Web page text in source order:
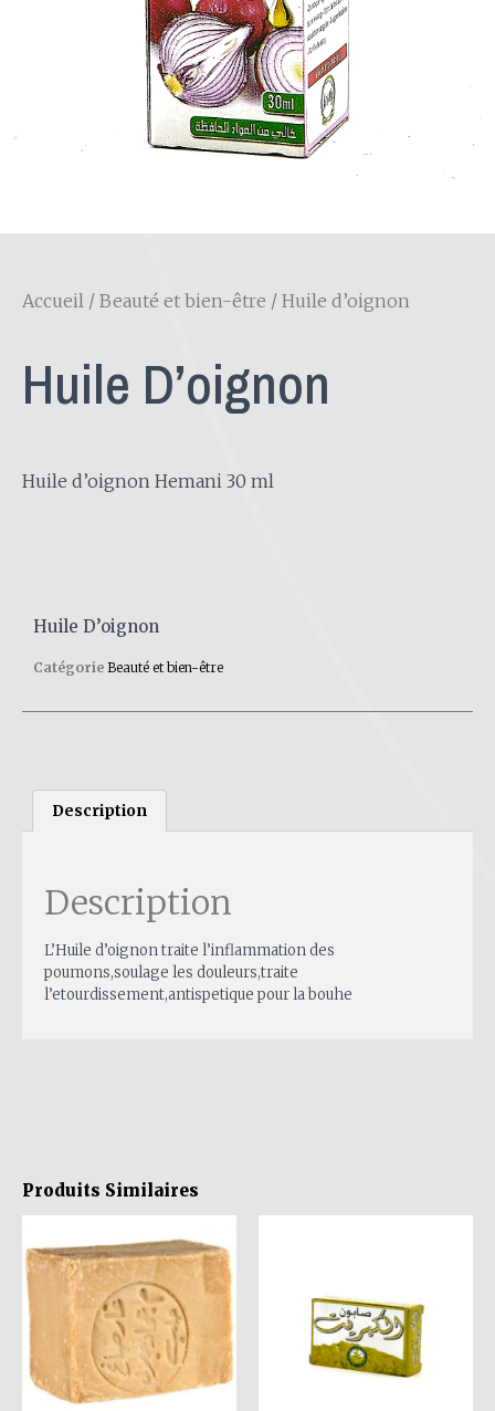
Accueil / Beauté et bien-être / Huile d’oignon
Huile D’oignon
Huile d’oignon Hemani 30 ml
Produits Similaires
Huile D’oignon
Catégorie Beauté et bien-être
Description
Description
L’Huile d’oignon traite l’inflammation des
poumons,soulage les douleurs,traite
l’etourdissement,antispetique pour la bouhe